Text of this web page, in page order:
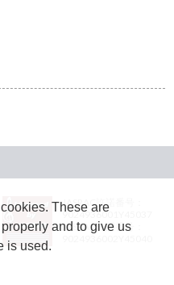
JASRAC許諾番号：
9024936001Y45037
JASRAC許諾番号：
These are
and to give us
is used.